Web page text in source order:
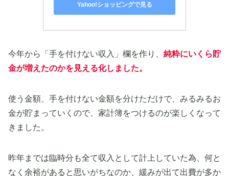
Yahoo!ショッピングで見る
今年から「手を付けない収入」欄を作り、 純粋にいくら貯
金が増えたのかを見える化しました。
使う金額、手を付けない金額を分けただけで、みるみるお
金が貯まっていくので、家計簿をつけるのが楽しくなって
きました。
昨年までは臨時分も全て収入として計上していた為、何と
なく余裕があると思いがちなのか、緩みが出て出費が多か